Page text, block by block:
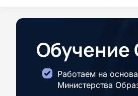
Обучение
Работаем на
Министерства